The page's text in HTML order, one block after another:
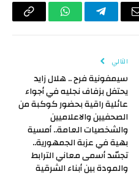
البريد
تيلقرام واتسابCopy
التالي
سيمفونية فرح .. هلال زايد
يحتفل بزفاف نجليه في أجواء
عائلية راقية بحضور كوكبة من
الصحفيين والاعلاميين
والشخصيات العامة.. أمسية
بهية في عزبة الجمهورية..
تجسّد أسمى معاني الترابط
والمودة بين أبناء الشرقية